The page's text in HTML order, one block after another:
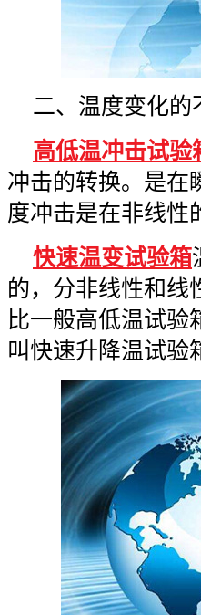
二、温度变化的
高低温冲击试验
冲击的转换。是在
度冲击是在非线性
快速温变试验箱
的，分非线性和线
比一般高低温试验
叫快速升降温试验